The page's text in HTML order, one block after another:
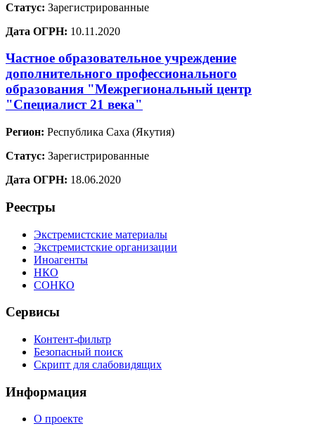
Статус: Зарегистрированные
Дата ОГРН: 10.11.2020
Частное образовательное учреждение
дополнительного профессионального
образования "Межрегиональный центр
"Специалист 21 века"
Регион: Республика Саха (Якутия)
Статус: Зарегистрированные
Дата ОГРН: 18.06.2020
Реестры
Экстремистские материалы
Экстремистские организации
Иноагенты
НКО
СОНКО
Сервисы
Контент-фильтр
Безопасный поиск
Скрипт для слабовидящих
Информация
О проекте